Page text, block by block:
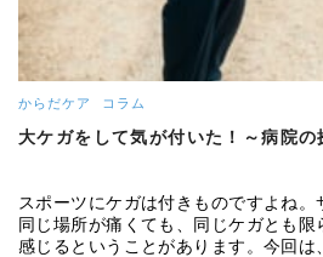
からだケア コラム
大ケガをして気が付いた！～病院の
スポーツにケガは付きものですよね。
同じ場所が痛くても、同じケガとも
感じるということがあります。今回